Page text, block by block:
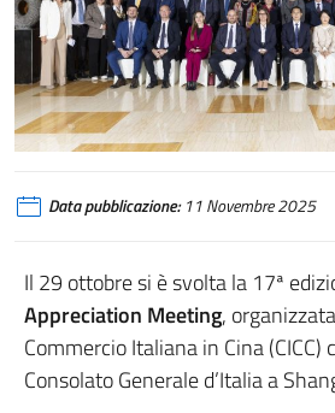
Data pubblicazione:11 Novembre 2025
Il 29 ottobre si è svolta la 17ª
Appreciation Meeting,
Commercio Italiana in Cina (CICC)
Consolato Generale d’Italia a